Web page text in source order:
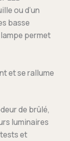
ou d’un
basse
permet
et se rallume
de brûlé,
luminaires
et